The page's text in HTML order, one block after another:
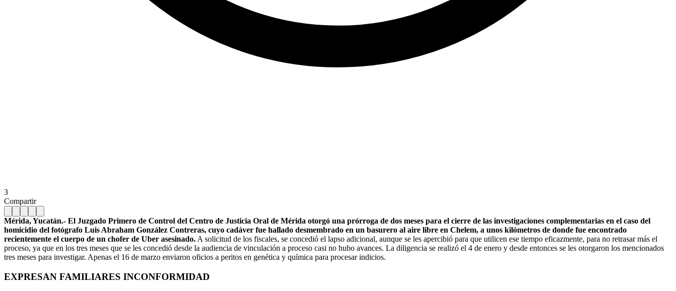
3
Compartir
Mérida, Yucatán.- El Juzgado Primero de Control del Centro de Justicia Oral de Mérida otorgó una prórroga de dos meses para el cierre de las investigaciones complementarias en el caso del
homicidio del fotógrafo Luis Abraham González Contreras, cuyo cadáver fue hallado desmembrado en un basurero al aire libre en Chelem, a unos kilómetros de donde fue encontrado
recientemente el cuerpo de un chofer de Uber asesinado. A solicitud de los fiscales, se concedió el lapso adicional, aunque se les apercibió para que utilicen ese tiempo eficazmente, para no retrasar más el
proceso, ya que en los tres meses que se les concedió desde la audiencia de vinculación a proceso casi no hubo avances. La diligencia se realizó el 4 de enero y desde entonces se les otorgaron los mencionados
tres meses para investigar. Apenas el 16 de marzo enviaron oficios a peritos en genética y química para procesar indicios.
EXPRESAN FAMILIARES INCONFORMIDAD